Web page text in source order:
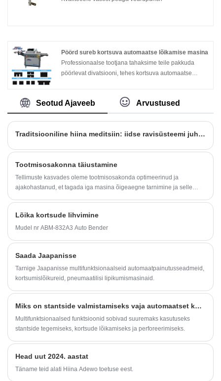
Pöörd sureb kortsuva automaatse lõikamise masina
Professionaalse tootjana tahaksime teile pakkuda
pöörlevat divatsiooni, tehes kortsuva automaatse
teretulnud, et tulla meie tehasesse, et osta uusimat
müüki, madalat hinda ja kvaliteetset pöörlevat die, mis
teiega koostööd.
Seotud Ajaveeb Arvustused
Traditsiooniline hiina meditsiin: iidse ravisüsteemi juhend
Tootmisosakonna täiustamine
Tellimuste kasvades oleme tootmisosakonda optimeerinud ja
ajakohastanud, et tagada iga masina õigeaegne tarnimine ja selle
Lõika kortsude lihvimine
Mudel nr ABM-832A3 Auto Bender
Saada Jaapanisse
Tarnige Jaapanisse multifunktsionaalseid automaatpainutusseadmeid,
kortsumislõikureid, pneumaatilisi lipikumismasinaid.
Miks on stantside valmistamiseks vaja automaatset kortsumismasinat?
Multifunktsionaalsed funktsioonid sobivad suuremaks kasutuseks
stantside tegemiseks, kortsude lõikamiseks ja perforeerimiseks.
Head uut 2024. aastat
Täname teid alati Hiina Adewo toetuse eest.